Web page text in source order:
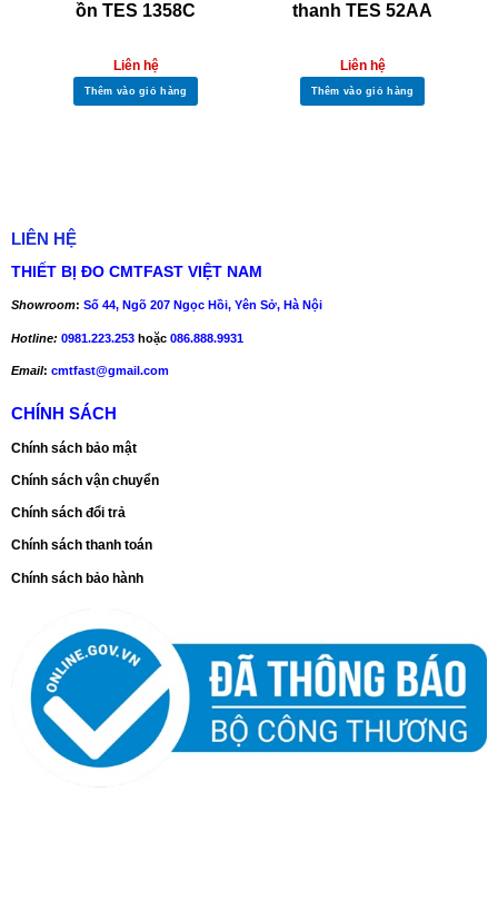
ồn TES 1358C
Liên hệ
Thêm vào giỏ hàng
thanh TES 52AA
Liên hệ
Thêm vào giỏ hàng
LIÊN HỆ
THIẾT BỊ ĐO CMTFAST VIỆT NAM
Showroom: Số 44, Ngõ 207 Ngọc Hồi, Yên Sở, Hà Nội
Hotline: 0981.223.253 hoặc086.888.9931
Email: cmtfast@gmail.com
CHÍNH SÁCH
Chính sách bảo mật
Chính sách vận chuyển
Chính sách đổi trả
Chính sách thanh toán
Chính sách bảo hành